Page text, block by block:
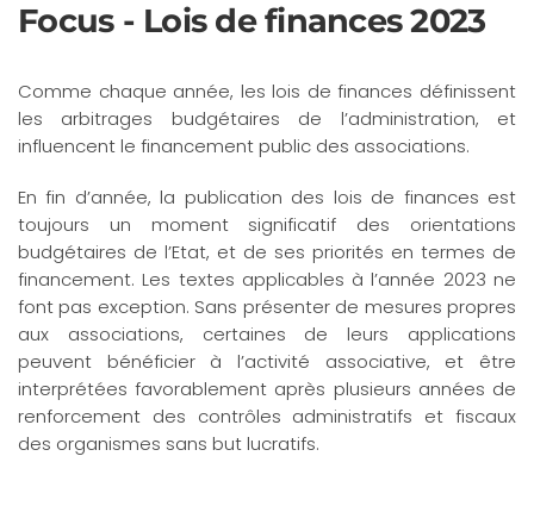
Focus - Lois de finances 2023
Comme chaque année, les lois de finances définissent
les arbitrages budgétaires de l’administration, et
influencent le financement public des associations.
En fin d’année, la publication des lois de finances est
toujours un moment significatif des orientations
budgétaires de l’Etat, et de ses priorités en termes de
financement. Les textes applicables à l’année 2023 ne
font pas exception. Sans présenter de mesures propres
aux associations, certaines de leurs applications
peuvent bénéficier à l’activité associative, et être
interprétées favorablement après plusieurs années de
renforcement des contrôles administratifs et fiscaux
des organismes sans but lucratifs.